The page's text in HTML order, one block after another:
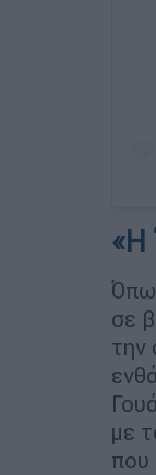
«Η
σε
την
με
που